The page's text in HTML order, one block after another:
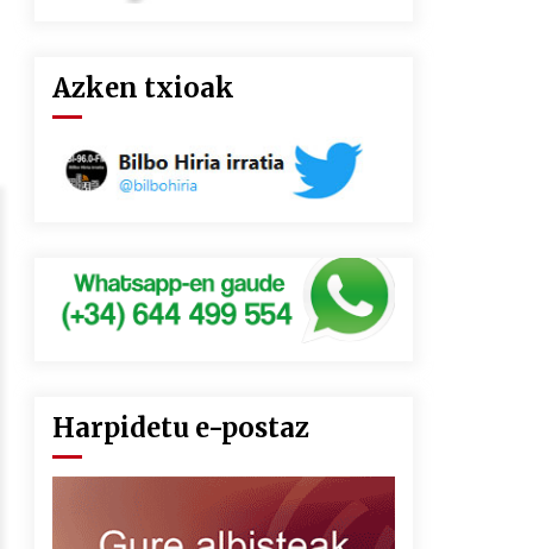
Azken txioak
Harpidetu e-postaz